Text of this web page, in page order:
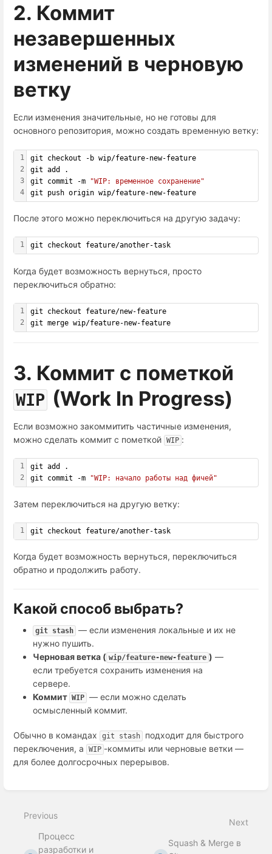
2. Коммит
незавершенных
изменений в черновую
ветку
Если изменения значительные, но не готовы для
основного репозитория, можно создать временную ветку:
1
2
3
4
git checkout -b wip/feature-new-feature
git add .
git commit -m
"WIP: временное сохранение"
git push origin wip/feature-new-feature
После этого можно переключиться на другую задачу:
1 git checkout feature/another-task
Когда будет возможность вернуться, просто
переключиться обратно:
1
2
git checkout feature/new-feature
git merge wip/feature-new-feature
3. Коммит с пометкой
WIP (Work In Progress)
Если возможно закоммитить частичные изменения,
можно сделать коммит с пометкой WIP :
1
2
git add .
git commit -m
"WIP: начало работы над фичей"
Затем переключиться на другую ветку:
1 git checkout feature/another-task
Когда будет возможность вернуться, переключиться
обратно и продолжить работу.
Какой способ выбрать?
git stash — если изменения локальные и их не
нужно пушить.
Черновая ветка ( wip/feature-new-feature ) —
если требуется сохранить изменения на
сервере.
Коммит WIP — если можно сделать
осмысленный коммит.
Обычно в командах git stash
подходит для быстрого
переключения, а
WIP -коммиты или черновые ветки —
для более долгосрочных перерывов.
mode
Previous
Процесс
разработки и
Next
Squash & Merge в